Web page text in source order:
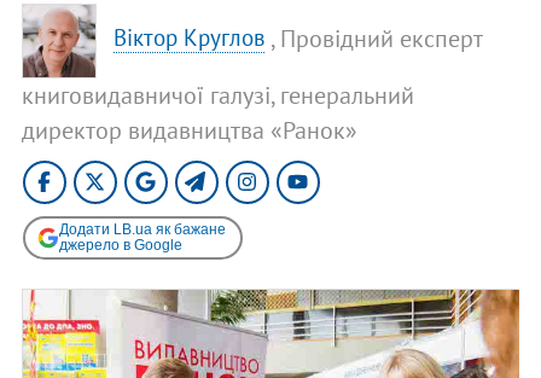
Віктор Круглов , Провідний експерт
книговидавничої галузі, генеральний
директор видавництва «Ранок»
Додати LB.ua як бажане
джерело в Google